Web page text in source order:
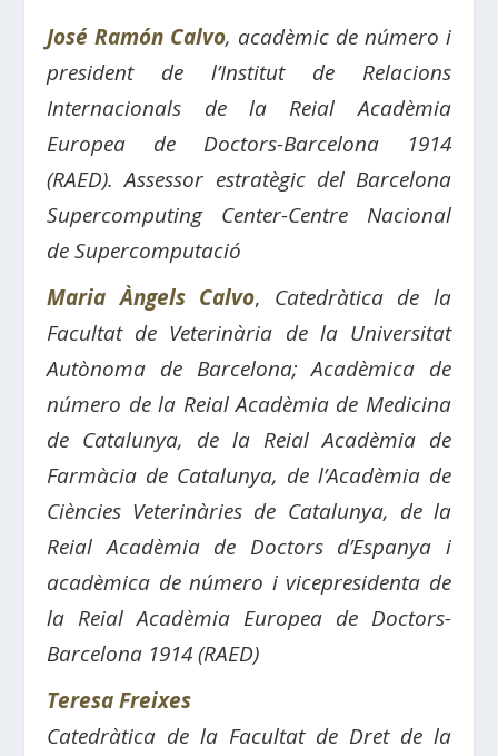
José Ramón Calvo, acadèmic de número i
president de l’Institut de Relacions
Internacionals de la Reial Acadèmia
Europea de Doctors-Barcelona 1914
(RAED). Assessor estratègic del Barcelona
Supercomputing Center-Centre Nacional
de Supercomputació
Maria Àngels Calvo, Catedràtica de la
Facultat de Veterinària de la Universitat
Autònoma de Barcelona; Acadèmica de
número de la Reial Acadèmia de Medicina
de Catalunya, de la Reial Acadèmia de
Farmàcia de Catalunya, de l’Acadèmia de
Ciències Veterinàries de Catalunya, de la
Reial Acadèmia de Doctors d’Espanya i
acadèmica de número i vicepresidenta de
la Reial Acadèmia Europea de Doctors-
Barcelona 1914 (RAED)
Teresa Freixes
Catedràtica de la Facultat de Dret de la